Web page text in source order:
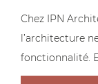
Chez IPN
l’architecture
fonctionnalité.